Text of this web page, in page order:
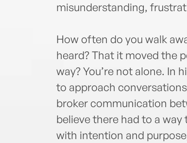
misunderstanding,
How often do you walk
heard? That it moved the
way? You’re not alone. In
to approach
broker communication
believe there had to a
with intention and